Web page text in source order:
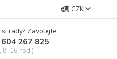
CZK
rady? Zavolejte.
267 825
8-16 hod.)